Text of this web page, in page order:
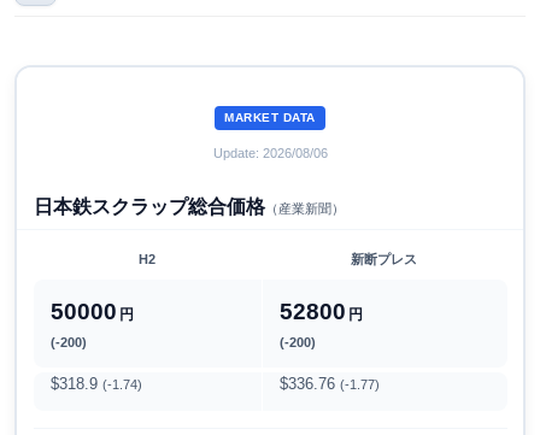
MARKET DATA
Update: 2026/08/06
日本鉄スクラップ総合価格（産業新聞）
H2 新断プレス
50000 円
(-200)
52800 円
(-200)
$318.9 (-1.74) $336.76 (-1.77)